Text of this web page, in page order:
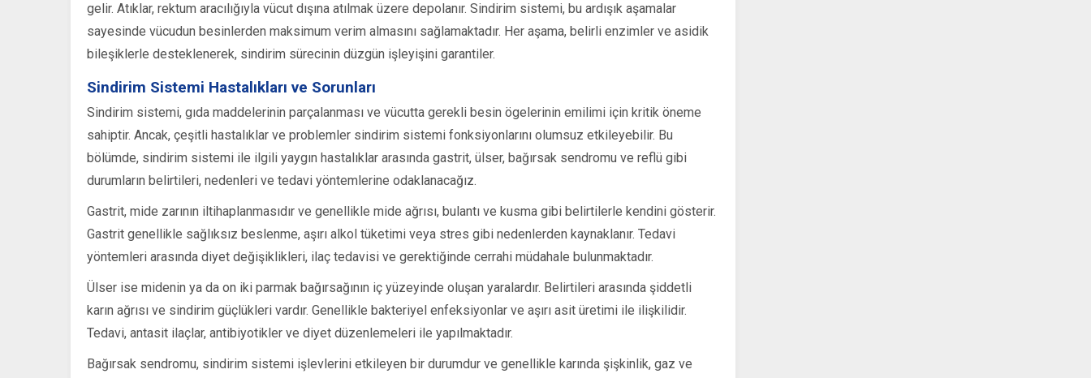
gelir. Atıklar, rektum aracılığıyla vücut dışına atılmak üzere depolanır. Sindirim sistemi, bu ardışık aşamalar
sayesinde vücudun besinlerden maksimum verim almasını sağlamaktadır. Her aşama, belirli enzimler ve asidik
bileşiklerle desteklenerek, sindirim sürecinin düzgün işleyişini garantiler.
Sindirim Sistemi Hastalıkları ve Sorunları
Sindirim sistemi, gıda maddelerinin parçalanması ve vücutta gerekli besin ögelerinin emilimi için kritik öneme
sahiptir. Ancak, çeşitli hastalıklar ve problemler sindirim sistemi fonksiyonlarını olumsuz etkileyebilir. Bu
bölümde, sindirim sistemi ile ilgili yaygın hastalıklar arasında gastrit, ülser, bağırsak sendromu ve reflü gibi
durumların belirtileri, nedenleri ve tedavi yöntemlerine odaklanacağız.
Gastrit, mide zarının iltihaplanmasıdır ve genellikle mide ağrısı, bulantı ve kusma gibi belirtilerle kendini gösterir.
Gastrit genellikle sağlıksız beslenme, aşırı alkol tüketimi veya stres gibi nedenlerden kaynaklanır. Tedavi
yöntemleri arasında diyet değişiklikleri, ilaç tedavisi ve gerektiğinde cerrahi müdahale bulunmaktadır.
Ülser ise midenin ya da on iki parmak bağırsağının iç yüzeyinde oluşan yaralardır. Belirtileri arasında şiddetli
karın ağrısı ve sindirim güçlükleri vardır. Genellikle bakteriyel enfeksiyonlar ve aşırı asit üretimi ile ilişkilidir.
Tedavi, antasit ilaçlar, antibiyotikler ve diyet düzenlemeleri ile yapılmaktadır.
Bağırsak sendromu, sindirim sistemi işlevlerini etkileyen bir durumdur ve genellikle karında şişkinlik, gaz ve